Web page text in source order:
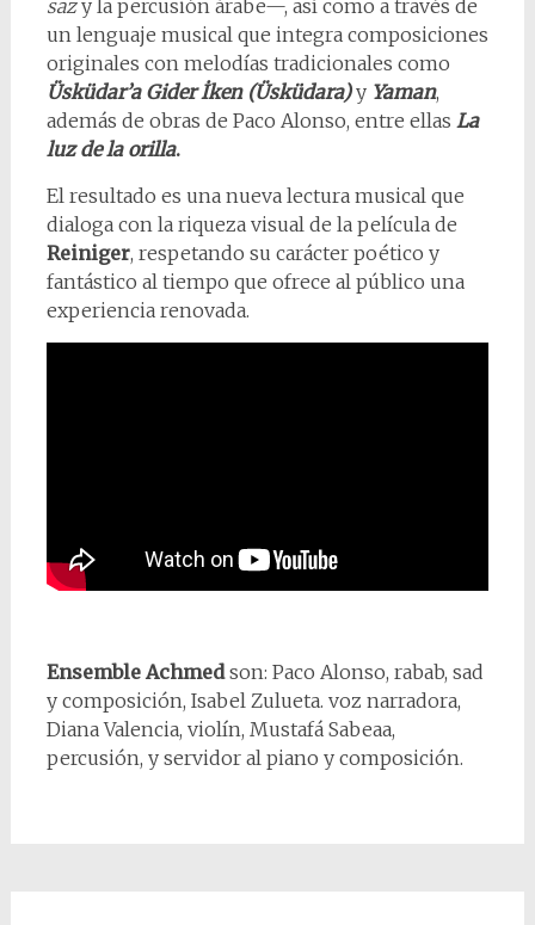
sazy la percusión árabe—, así como a través de
un lenguaje musical que integra composiciones
originales con melodías tradicionales como
Üsküdar’a Gider İken (Üsküdara)y Yaman,
además de obras de Paco Alonso, entre ellas La
luz de la orilla.
El resultado es una nueva lectura musical que
dialoga con la riqueza visual de la película de
Reiniger, respetando su carácter poético y
fantástico al tiempo que ofrece al público una
experiencia renovada.
Ensemble Achmedson: Paco Alonso, rabab, sad
y composición, Isabel Zulueta. voz narradora,
Diana Valencia, violín, Mustafá Sabeaa,
percusión, y servidor al piano y composición.